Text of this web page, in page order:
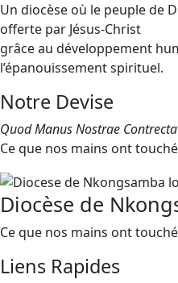
Un diocèse où le peuple de
offerte par Jésus-Christ
grâce au développement
l’épanouissement spirituel.
Notre Devise
Quod Manus Nostrae
Ce que nos mains ont
Diocèse de
Ce que nos mains ont
Liens Rapides